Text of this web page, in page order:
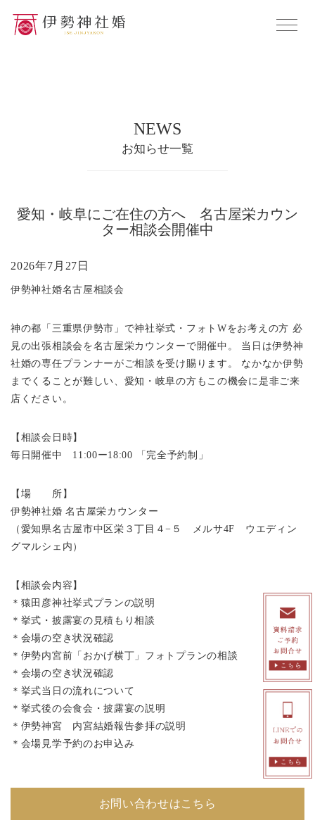
NEWS
お知らせ一覧
愛知・岐阜にご在住の方へ 名古屋栄カウン
ター相談会開催中
2026年7月27日
伊勢神社婚名古屋相談会
神の都「三重県伊勢市」で神社挙式・フォトWをお考えの方 必
見の出張相談会を名古屋栄カウンターで開催中。 当日は伊勢神
社婚の専任プランナーがご相談を受け賜ります。 なかなか伊勢
までくることが難しい、愛知・岐阜の方もこの機会に是非ご来
店ください。
【相談会日時】
毎日開催中 11:00ー18:00 「完全予約制」
【場 所】
伊勢神社婚 名古屋栄カウンター
（愛知県名古屋市中区栄３丁目４−５ メルサ4F ウエディン
グマルシェ内）
【相談会内容】
＊猿田彦神社挙式プランの説明
＊挙式・披露宴の見積もり相談
＊会場の空き状況確認
＊伊勢内宮前「おかげ横丁」フォトプランの相談
＊会場の空き状況確認
＊挙式当日の流れについて
＊挙式後の会食会・披露宴の説明
＊伊勢神宮 内宮結婚報告参拝の説明
＊会場見学予約のお申込み
お問い合わせはこちら